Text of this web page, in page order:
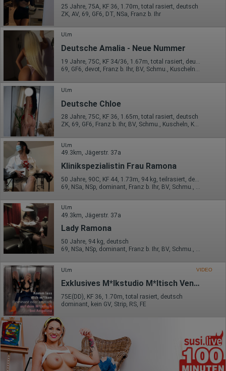
25 Jahre, 75A, KF 36, 1.70m, total rasiert, deutsch
ZK, AV, 69, GF6, DT, NSa, Franz b. Ihr
Ulm
Deutsche Amalia - Neue Nummer
19 Jahre, 75C, KF 34/36, 1.67m, total rasiert, deutsch
69, GF6, devot, Franz b. Ihr, BV, Schmu., Kuscheln, Körperküs.
Ulm
Deutsche Chloe
28 Jahre, 75C, KF 36, 1.65m, total rasiert, deutsch
ZK, 69, GF6, Franz b. Ihr, BV, Schmu., Kuscheln, Körperküs.
Ulm
49.3km, Jägerstr. 37a
Klinikspezialistin Frau Ramona
Ulm
49.3km, Jägerstr. 37a
Lady Ramona
50 Jahre, 94 kg, deutsch
69, NSa, NSp, dominant, Franz b. Ihr, BV, Schmu., Kuscheln
Ulm VIDEO
Exklusives M*lkstudio M*ltisch Venus 2000
75E(DD), KF 36, 1.70m, total rasiert, deutsch
dominant, kein GV, Strip, RS, FE